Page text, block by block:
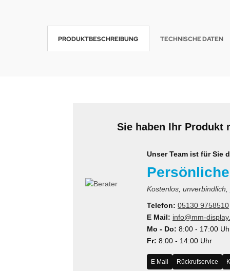
PRODUKTBESCHREIBUNG TECHNISCHE DATEN
Sie haben Ihr Produkt
Unser Team ist für Sie
Kostenlos,
Telefon: 05130 9758510
E Mail: info@mm-
Mo - Do: 8:00 - 17:00
Fr: 8:00 - 14:00 Uhr
E Mail Rückrufservice